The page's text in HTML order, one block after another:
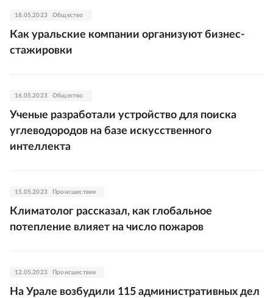
18.05.2023 Общество
Как уральские компании организуют бизнес-
стажировки
16.05.2023 Общество
Ученые разработали устройство для поиска
углеводородов на базе искусственного
интеллекта
15.05.2023 Происшествия
Климатолог рассказал, как глобальное
потепление влияет на число пожаров
12.05.2023 Происшествия
На Урале возбудили 115 административных дел